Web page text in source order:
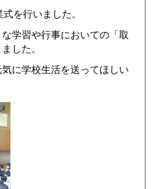
を行いました。
学習や行事においての「取
した。
に学校生活を送ってほしい